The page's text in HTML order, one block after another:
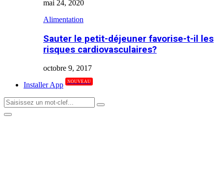
mai 24, 2020
Alimentation
Sauter le petit-déjeuner favorise-t-il les
risques cardiovasculaires?
octobre 9, 2017
Installer App
NOUVEAU
Search
for:
Search
Primary